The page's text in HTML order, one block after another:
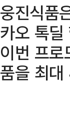
웅진식품
카오 톡
이번 프로
품을 최